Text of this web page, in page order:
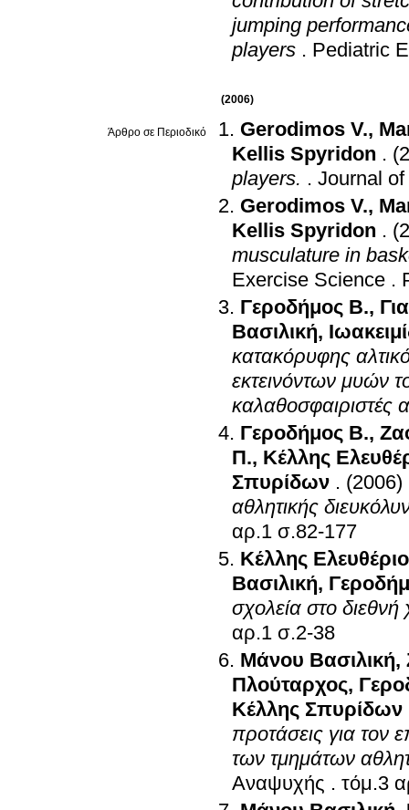
jumping
players . Pediatric
(2006)
Άρθρο σε Περιοδικό Gerodimos V.,
Kellis Spyridon .
players. . Journal
Gerodimos V.,
Kellis Spyridon .
musculature in
Exercise Science .
Γεροδήμος Β.,
Βασιλική,
κατακόρυφης
εκτεινόντων μυών
καλαθοσφαιριστές
Γεροδήμος Β.,
Π., Κέλλης
Σπυρίδων . (2006)
αθλητικής
αρ.1 σ.82-177
Κέλλης
Βασιλική,
σχολεία στο
αρ.1 σ.2-38
Μάνου Βασιλική,
Πλούταρχος,
Κέλλης Σπυρίδων
προτάσεις για τον
των τμημάτων
Αναψυχής .